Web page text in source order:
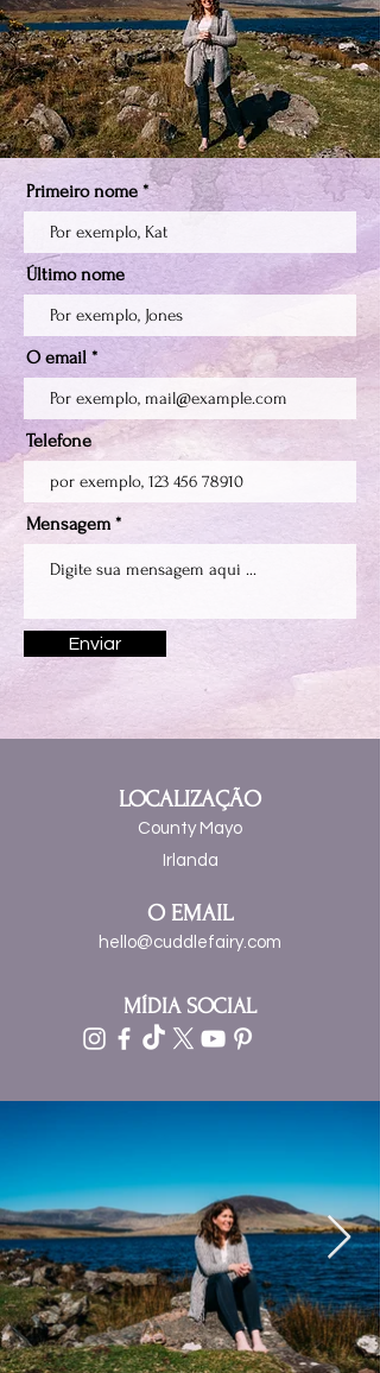
Primeiro nome
Último nome
O email
Telefone
Mensagem
Enviar
LOCALIZAÇÃO
County Mayo
Irlanda
O EMAIL
hello@cuddlefairy.com
MÍDIA SOCIAL